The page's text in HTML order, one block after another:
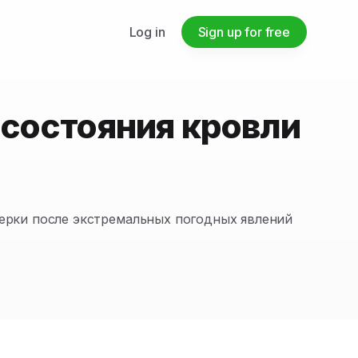
Log in Sign up for free
кровли
после экстремальных погодных явлений